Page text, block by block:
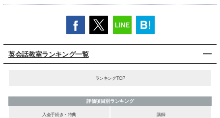
英会話教室ランキング一覧
ランキングTOP
評価項目別ランキング
入会手続き・特典
講師